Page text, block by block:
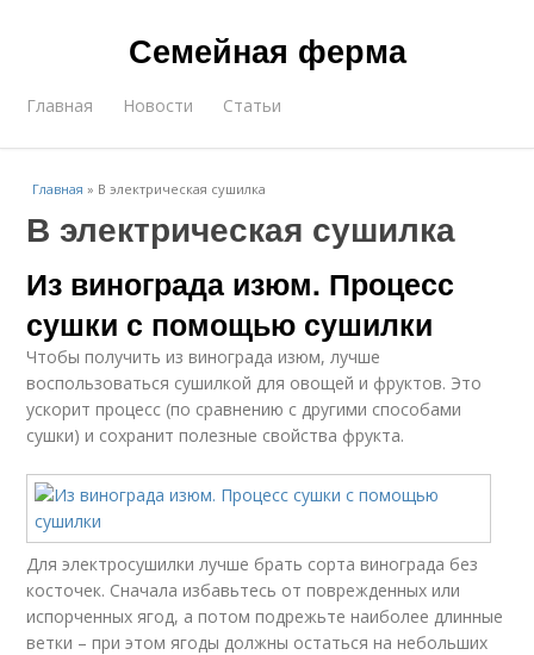
Семейная ферма
Главная Новости Статьи
Главная » В электрическая сушилка
В электрическая сушилка
Из винограда изюм. Процесс
сушки с помощью сушилки
Чтобы получить из винограда изюм, лучше
воспользоваться сушилкой для овощей и фруктов. Это
ускорит процесс (по сравнению с другими способами
сушки) и сохранит полезные свойства фрукта.
Для электросушилки лучше брать сорта винограда без
косточек. Сначала избавьтесь от поврежденных или
испорченных ягод, а потом подрежьте наиболее длинные
ветки – при этом ягоды должны остаться на небольших